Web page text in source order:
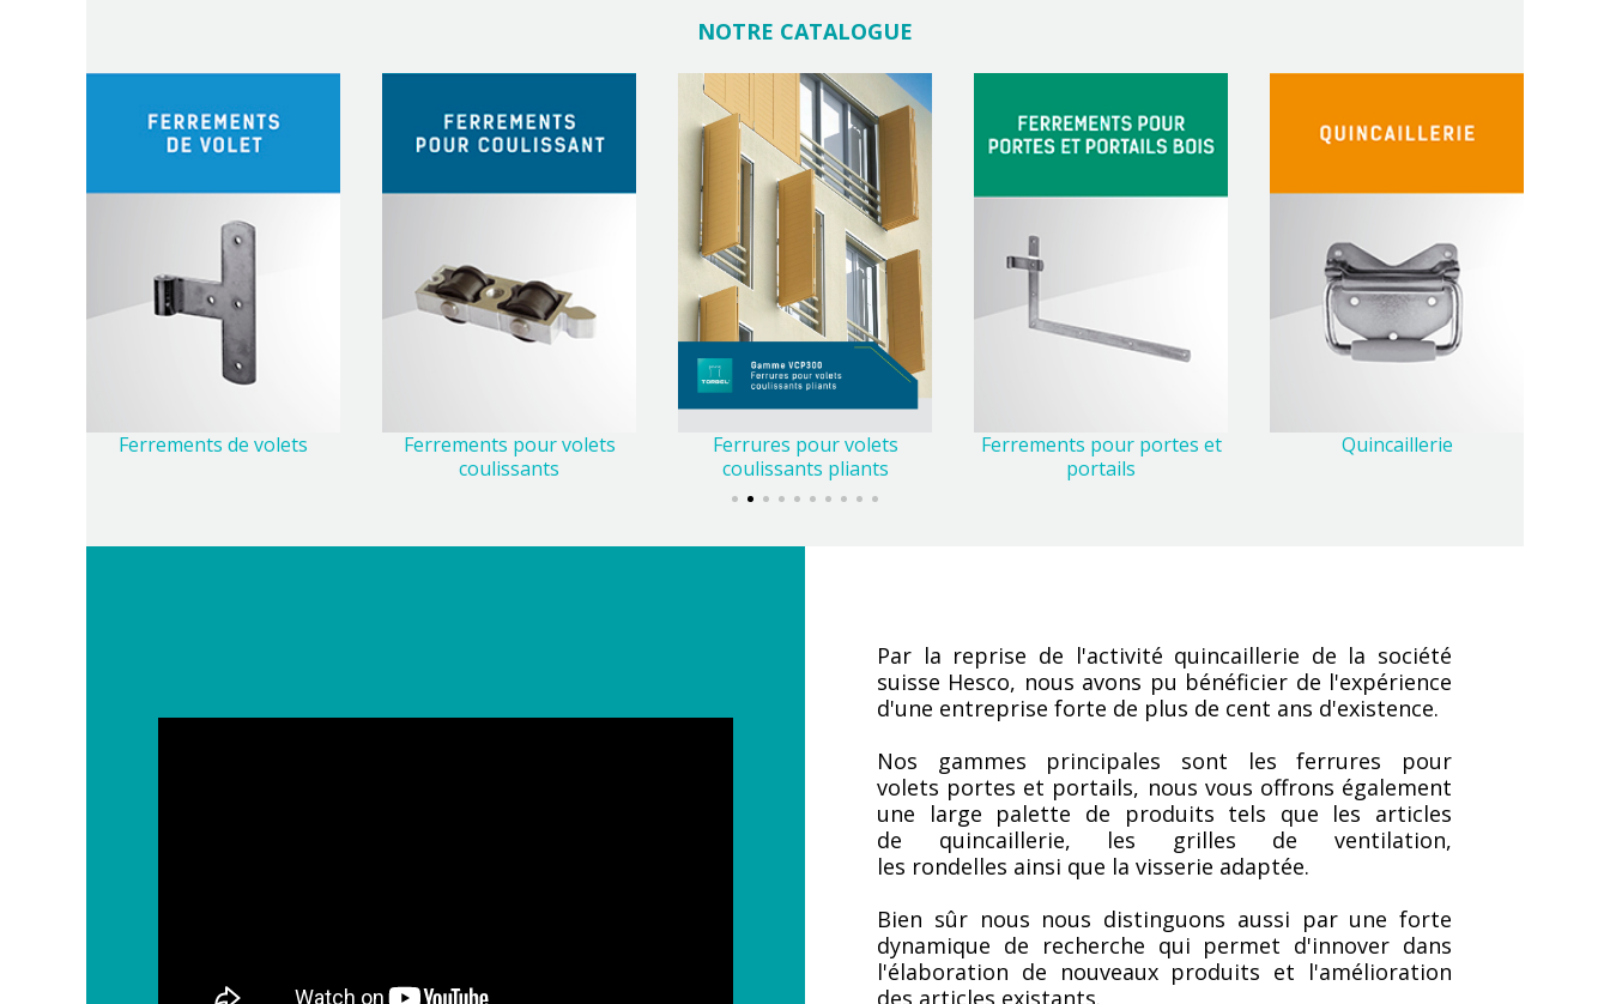
NOTRE CATALOGUE
Ferrements de volets
Ferrements pour volets
coulissants
Ferrures pour volets
coulissants pliants
Ferrements pour portes et
portails
Quincaillerie
Par la reprise de l'activité quincaillerie de la société
suisse Hesco, nous avons pu bénéficier de l'expérience
d'une entreprise forte de plus de cent ans d'existence.
Nos gammes principales sont les ferrures pour
volets portes et portails, nous vous offrons également
une large palette de produits tels que les articles
de quincaillerie, les grilles de ventilation,
les rondelles ainsi que la visserie adaptée.
Bien sûr nous nous distinguons aussi par une forte
dynamique de recherche qui permet d'innover dans
l'élaboration de nouveaux produits et l'amélioration